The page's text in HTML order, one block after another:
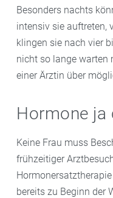
Besonders nachts
intensiv sie auftreten,
klingen sie nach vier
nicht so lange warten
einer Ärztin über
Hormone ja
Keine Frau muss
frühzeitiger
bereits zu Beginn der